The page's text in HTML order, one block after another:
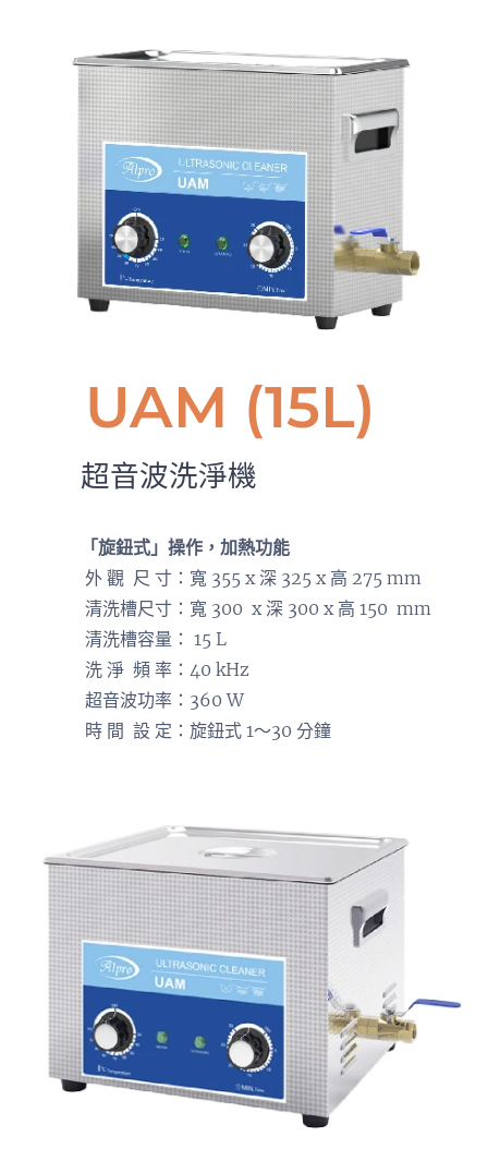
UAM (15L)
超音波洗淨機
「旋鈕式」操作，加熱功能
外 觀 尺 寸：寬 355 x 深 325 x 高 275 mm
清洗槽尺寸：寬 300 x 深 300 x 高 150 mm
清洗槽容量： 15 L
洗 淨 頻 率：40 kHz
超音波功率：360 W
時 間 設 定：旋鈕式 1～30 分鐘